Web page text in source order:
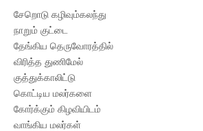
சேறொடு கழிவும்கலந்து
நாறும் குட்டை
தேங்கிய தெருவோரத்தில்
விரித்த துணிமேல்
குத்துக்காலிட்டு
கொட்டிய மலர்களை
கோர்க்கும் கிழவியிடம்
வாங்கிய மலர்கள்